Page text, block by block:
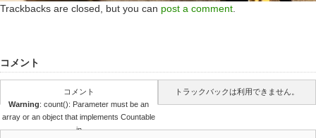
Trackbacks are closed, but you can post a comment.
コメント
コメント
Warning: count(): Parameter must be an
array or an object that implements Countable
in
トラックバックは利用できません。